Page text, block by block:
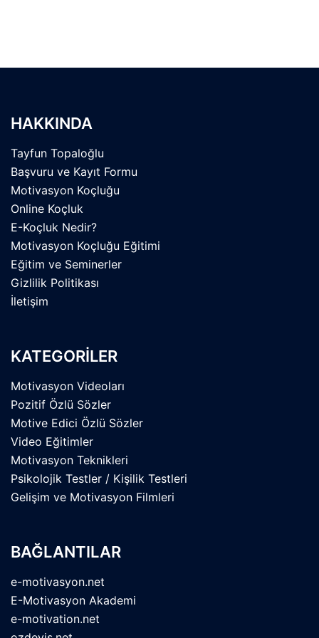
HAKKINDA
Tayfun Topaloğlu
Başvuru ve Kayıt Formu
Motivasyon Koçluğu
Online Koçluk
E-Koçluk Nedir?
Motivasyon Koçluğu Eğitimi
Eğitim ve Seminerler
Gizlilik Politikası
İletişim
KATEGORİLER
Motivasyon Videoları
Pozitif Özlü Sözler
Motive Edici Özlü Sözler
Video Eğitimler
Motivasyon Teknikleri
Psikolojik Testler / Kişilik Testleri
Gelişim ve Motivasyon Filmleri
BAĞLANTILAR
e-motivasyon.net
E-Motivasyon Akademi
e-motivation.net